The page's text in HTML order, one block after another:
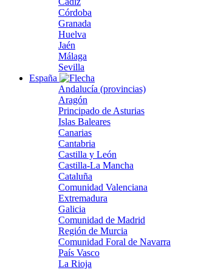
Córdoba
Granada
Huelva
Jaén
Málaga
Sevilla
España
Andalucía (provincias)
Aragón
Principado de Asturias
Islas Baleares
Canarias
Cantabria
Castilla y León
Castilla-La Mancha
Cataluña
Comunidad Valenciana
Extremadura
Galicia
Comunidad de Madrid
Región de Murcia
Comunidad Foral de Navarra
País Vasco
La Rioja